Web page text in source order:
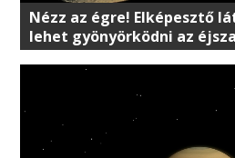
Nézz az égre! Elképesztő
lehet gyönyörködni az